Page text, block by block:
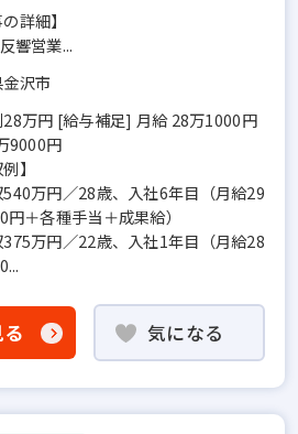
の詳細】
響営業...
沢市
28万円 [給与補足] 月給 28万1000円
9000円
】
540万円／28歳、入社6年目（月給29
円＋各種手当＋成果給）
375万円／22歳、入社1年目（月給28
気になる